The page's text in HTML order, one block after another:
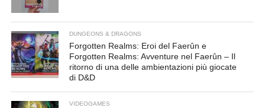
DUNGEONS & DRAGONS
Forgotten Realms: Eroi del Faerûn e
Forgotten Realms: Avventure nel Faerûn – Il
ritorno di una delle ambientazioni più giocate
di D&D
VIDEOGAMES